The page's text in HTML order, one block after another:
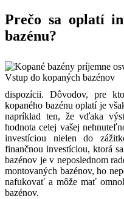
Prečo sa oplatí
bazénu?
Vstup do kopaných bazénov
dispozícii. Dôvodov, pre
kopaného bazénu oplatí je
napríklad ten, že vďaka
hodnota celej vašej
investíciou nielen do
finančnou investíciou, ktorá
bazénov je v neposlednom
montovaných bazénov, ho
nafukovať a môže mať
bazénov.